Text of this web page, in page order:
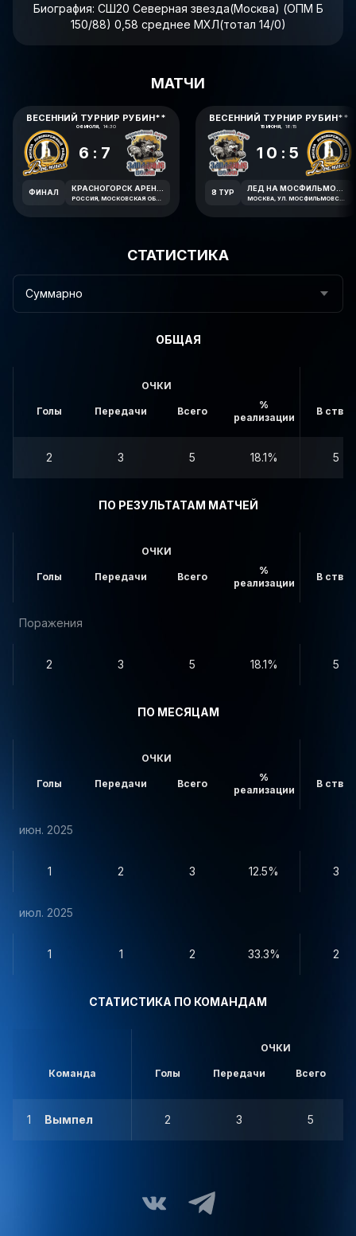
Биография: СШ20 Северная звезда(Москва) (ОПМ Б
150/88) 0,58 среднее МХЛ(тотал 14/0)
МАТЧИ
ВЕСЕННИЙ ТУРНИР РУБИН**
06 ИЮЛЯ, 14:30
6:7
ФИНАЛ
ВЕСЕННИЙ ТУРНИР РУБИН**
15 ИЮНЯ, 18:15
10:5
8 ТУР
СТАТИСТИКА
Суммарно
ОБЩАЯ
ОЧКИ
Голы Передачи Всего
%
реализации
В створ
2 3 5 18.1% 5
ПО РЕЗУЛЬТАТАМ МАТЧЕЙ
ОЧКИ
Голы Передачи Всего
%
реализации
В створ
Поражения
2 3 5 18.1% 5
ПО МЕСЯЦАМ
ОЧКИ
Голы Передачи Всего
%
реализации
В створ
июн. 2025
1 2 3 12.5% 3
июл. 2025
1 1 2 33.3% 2
СТАТИСТИКА ПО КОМАНДАМ
Команда
ОЧКИ
Голы Передачи Всего
1 Вымпел 2 3 5